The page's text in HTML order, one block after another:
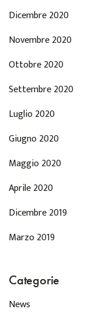
Dicembre 2020
Novembre 2020
Ottobre 2020
Settembre 2020
Luglio 2020
Giugno 2020
Maggio 2020
Aprile 2020
Dicembre 2019
Marzo 2019
Categorie
News